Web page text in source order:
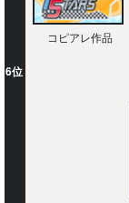
6位
コピアレ作品